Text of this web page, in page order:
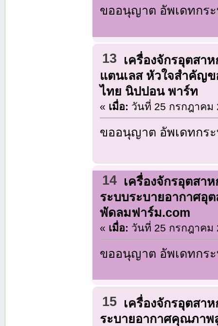
ขออนุญาต อัพเดทกร
13
เครื่องจักรอุตสา
แตนเลส หัวใจสำคัญข
ไทย นิปปอน พาร์ท
« เมื่อ: วันที่ 25 กรกฎาคม
ขออนุญาต อัพเดทกร
14 เครื่องจักรอุตสา
ระบบระบายอากาศอุ
พัดลมฟาร์ม.com
« เมื่อ: วันที่ 25 กรกฎาคม
ขออนุญาต อัพเดทกร
15 เครื่องจักรอุตสา
ระบายอากาศคุณภาพ